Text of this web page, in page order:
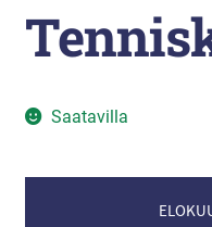
Saatavilla